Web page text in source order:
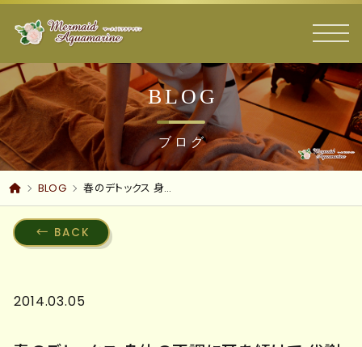
BLOG
ブログ
BLOG 春のデトックス 身体の不調に耳を傾けて 代謝促進ダイエット 痩身 フェイシャル 沼津エステ
BACK
2014.03.05